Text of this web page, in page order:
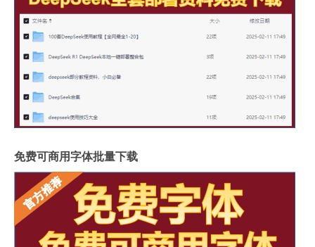
免费可商用字体批量下载